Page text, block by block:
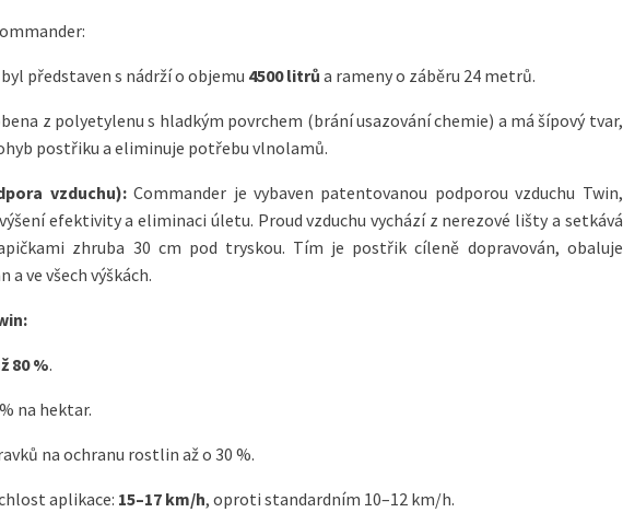
představen s nádrží o objemu 4500 litrů a rameny o záběru 24 metrů.
z polyetylenu s hladkým povrchem (brání usazování chemie) a má šípový tvar,
postřiku a eliminuje potřebu vlnolamů.
vzduchu):Commander je vybaven patentovanou podporou vzduchu Twin,
efektivity a eliminaci úletu. Proud vzduchu vychází z nerezové lišty a setkává
zhruba 30 cm pod tryskou. Tím je postřik cíleně dopravován, obaluje
a ve všech výškách.
80 %.
na hektar.
na ochranu rostlin až o 30 %.
aplikace: 15–17 km/h, oproti standardním 10–12 km/h.